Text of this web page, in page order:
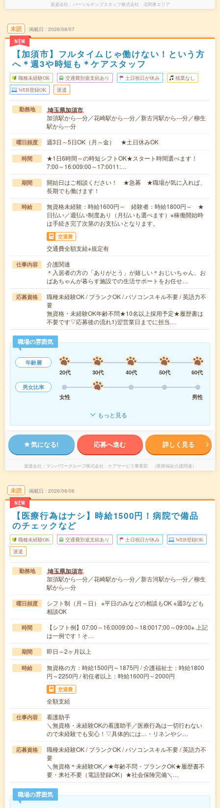
派遣会社 パーソルテンプスタッフ株式会社 北関東エリア
未読
NEW
掲載日 2026/08/07
【加須市】フルタイムじゃ働けない！という方
へ＊週3や時短も＊ケアスタッフ
職種未経験OK 交通費別途支給あり 土日祝日が休み 残業なし
WEB登録OK 派遣
勤務地 埼玉県加須市
加須駅から---分／花崎駅から---分／新古河駅から---分／柳生
駅から---分
曜日頻度 週3日～5日OK（月～金） ★土日休みOK
時間
★1日6時間～の時短シフトOK★スタート時間選べます！
7:00～16:009:00～17:0011:…
期間
開始日はご相談ください！ ★急募 ★職場が気に入れば、
長期でも働けます！
時給
無資格未経験：時給1600円～ 経験者：時給1800円～ ★
日払い／週払い制度あり（月払いも選べます）※稼働開始時
は手続き完了次第のお支払いとなります。
交通費
交通費全額支給※規定有
仕事内容
介護関連
＊入居者の方の「ありがとう」が嬉しい＊おじいちゃん、お
ばあちゃんが暮らす施設での生活サポートをお任せ…
応募資格
職種未経験OK / ブランクOK / パソコンスキル不要 / 英語力不
要
無資格・未経験OK年齢不問★10名以上採用予定★履歴書は
不要です▽応募後の流れ1)翌営業日までに担当…
職場の雰囲気
年齢層
20代
30代 40代 50代
60代
男女比率
女性
男性
もっと見る
気になる! 応募へ進む 詳しく見る
派遣会社 マンパワーグループ株式会社 ケアサービス事業部 （医療福祉介護関連）
未読
NEW
掲載日 2026/08/06
【医療行為はナシ】時給1500円！病院で備品
のチェックなど
職種未経験OK 交通費別途支給あり 土日祝日が休み WEB登録OK
派遣
勤務地 埼玉県加須市
加須駅から---分／花崎駅から---分／新古河駅から---分／柳生
駅から---分
曜日頻度
シフト制（月～日） ※平日のみなどの相談もOK ※週3なども
相談OK
時間
【シフト例】07:00～16:0009:00～18:0017:00～09:00※ 上記
は一例です！そ…
期間 即日～2ヶ月以上
時給
無資格の方：時給1500円～1875円 / 介護福祉士：時給1800
円～2250円 / 初任者以上：時給1600円～2000円
交通費
全額支給
仕事内容
看護助手
＼無資格・未経験OKの看護助手／医療行為は一切行わない
ので未経験でも安心！▽具体的には…・リネンやシ…
応募資格
職種未経験OK / ブランクOK / パソコンスキル不要 / 英語力不
要
＼無資格＊未経験OK／★年齢不問・ブランクOK★履歴書不
要・来社不要（電話登録OK）★社会保険完備＼…
職場の雰囲気